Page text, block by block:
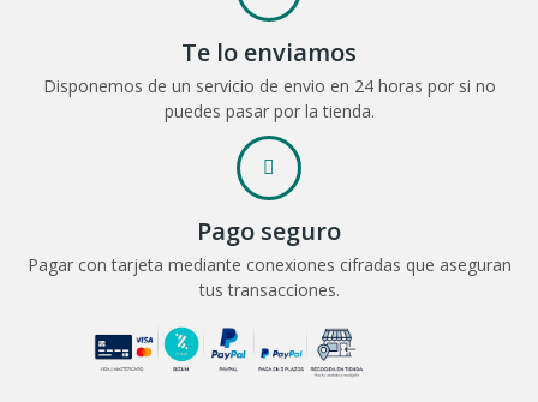
Te lo enviamos
Disponemos de un servicio de envio en 24 horas por si no
puedes pasar por la tienda.
Pago seguro
Pagar con tarjeta mediante conexiones cifradas que aseguran
tus transacciones.